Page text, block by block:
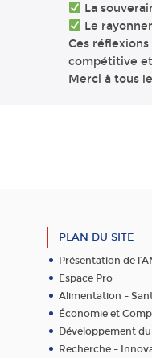
La
Le
Ces
compétitive
Merci à tous
PLAN DU SITE
Présentation de
Espace Pro
Alimentation –
Économie et
Développement
Recherche –